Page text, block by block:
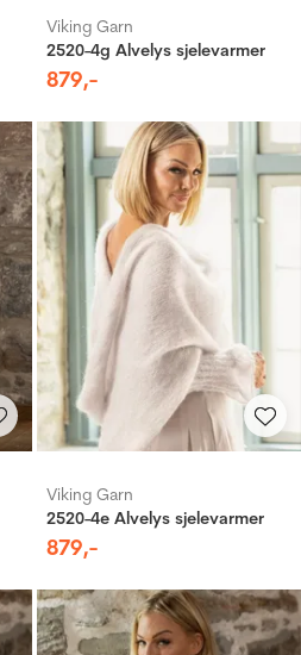
Viking Garn
2520-4g Alvelys sjelevarmer
879,-
Viking Garn
2520-4e Alvelys sjelevarmer
879,-